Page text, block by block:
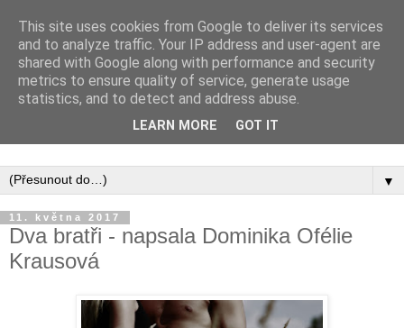
Inspirujte se tím, co píší posluchači kurzů a co se na nich
▼
11. května 2017
Dva bratři - napsala Dominika Ofélie
Krausová
This site uses cookies from Google to deliver its services
and to analyze traffic. Your IP address and user-agent are
shared with Google along with performance and security
metrics to ensure quality of service, generate usage
statistics, and to detect and address abuse.
LEARN MORE GOT IT